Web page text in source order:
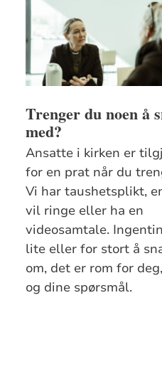
Trenger du noen å
med?
Ansatte i kirken er
for en prat når du
Vi har taushetsplikt,
vil ringe eller ha en
videosamtale.
lite eller for stort å
om, det er rom for
og dine spørsmål.